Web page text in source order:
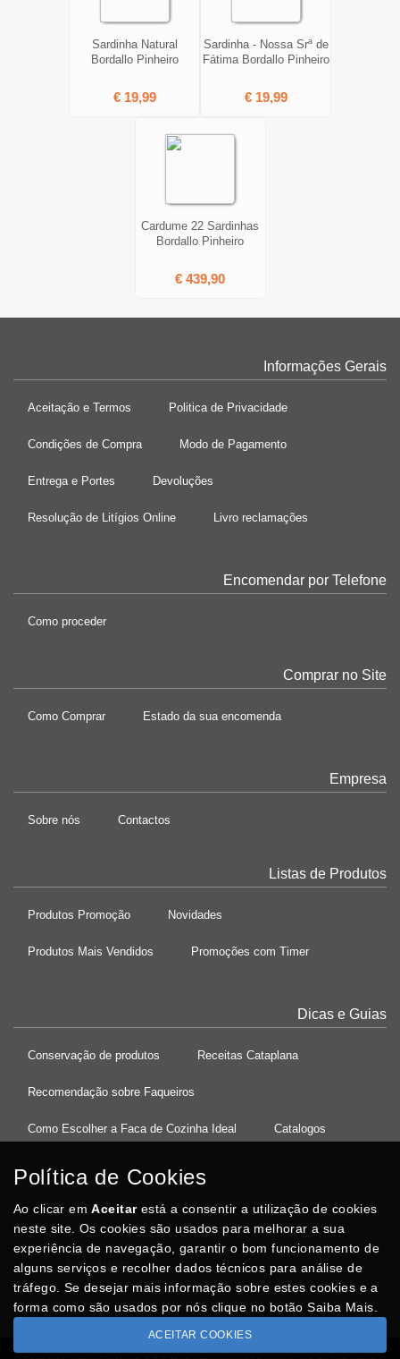
Sardinha Natural
Bordallo Pinheiro
€ 19,99
Sardinha - Nossa Srª de
Fátima Bordallo Pinheiro
€ 19,99
Cardume 22 Sardinhas
Bordallo Pinheiro
€ 439,90
Informações Gerais
Aceitação e Termos Politica de Privacidade
Condições de Compra Modo de Pagamento
Entrega e Portes Devoluções
Resolução de Litígios Online Livro reclamações
Encomendar por Telefone
Como proceder
Comprar no Site
Como Comprar Estado da sua encomenda
Empresa
Sobre nós Contactos
Listas de Produtos
Produtos Promoção Novidades
Produtos Mais Vendidos Promoções com Timer
Dicas e Guias
Conservação de produtos Receitas Cataplana
Recomendação sobre Faqueiros
Como Escolher a Faca de Cozinha Ideal Catalogos
37°08'27.5"N 8°32'13.9"W
Posso Ajudar?
Política de Cookies
Ao clicar emAceitarestá a consentir a utilização de cookies
neste site. Os cookies são usados para melhorar a sua
experiência de navegação, garantir o bom funcionamento de
alguns serviços e recolher dados técnicos para análise de
tráfego. Se desejar mais informação sobre estes cookies e a
forma como são usados por nós clique no botão Saiba Mais.
ACEITAR COOKIES